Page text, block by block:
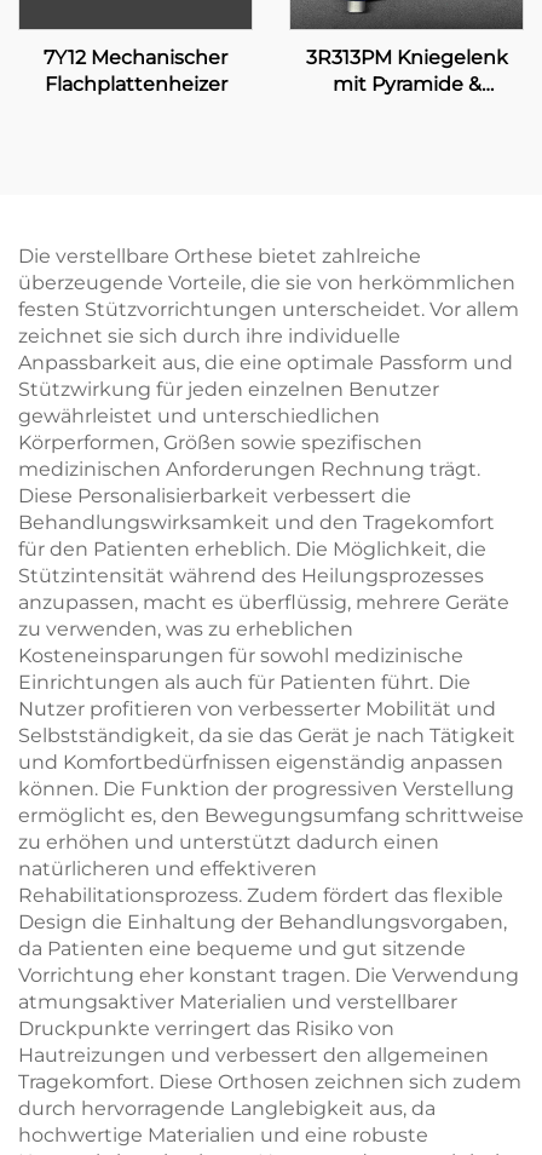
7Y12 Mechanischer
Flachplattenheizer
3R313PM Kniegelenk
mit Pyramide &
Die verstellbare Orthese bietet zahlreiche
überzeugende Vorteile, die sie von herkömmlichen
festen Stützvorrichtungen unterscheidet. Vor allem
zeichnet sie sich durch ihre individuelle
Anpassbarkeit aus, die eine optimale Passform und
Stützwirkung für jeden einzelnen Benutzer
gewährleistet und unterschiedlichen
Körperformen, Größen sowie spezifischen
medizinischen Anforderungen Rechnung trägt.
Diese Personalisierbarkeit verbessert die
Behandlungswirksamkeit und den Tragekomfort
für den Patienten erheblich. Die Möglichkeit, die
Stützintensität während des Heilungsprozesses
anzupassen, macht es überflüssig, mehrere Geräte
zu verwenden, was zu erheblichen
Kosteneinsparungen für sowohl medizinische
Einrichtungen als auch für Patienten führt. Die
Nutzer profitieren von verbesserter Mobilität und
Selbstständigkeit, da sie das Gerät je nach Tätigkeit
und Komfortbedürfnissen eigenständig anpassen
können. Die Funktion der progressiven Verstellung
ermöglicht es, den Bewegungsumfang schrittweise
zu erhöhen und unterstützt dadurch einen
natürlicheren und effektiveren
Rehabilitationsprozess. Zudem fördert das flexible
Design die Einhaltung der Behandlungsvorgaben,
da Patienten eine bequeme und gut sitzende
Vorrichtung eher konstant tragen. Die Verwendung
atmungsaktiver Materialien und verstellbarer
Druckpunkte verringert das Risiko von
Hautreizungen und verbessert den allgemeinen
Tragekomfort. Diese Orthosen zeichnen sich zudem
durch hervorragende Langlebigkeit aus, da
hochwertige Materialien und eine robuste